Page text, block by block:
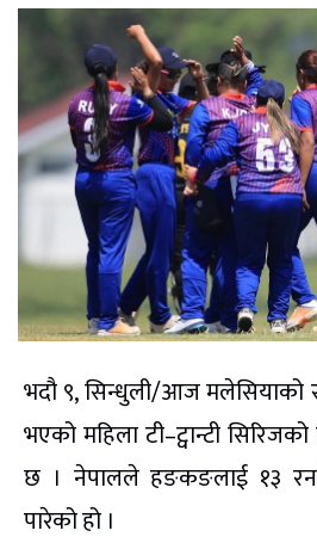
भदौ ९, सिन्धुली/आज मलेसियाको
भएको महिला टी–ट्वान्टी
छ । नेपालले हङकङलाई १३
पारेको हो ।